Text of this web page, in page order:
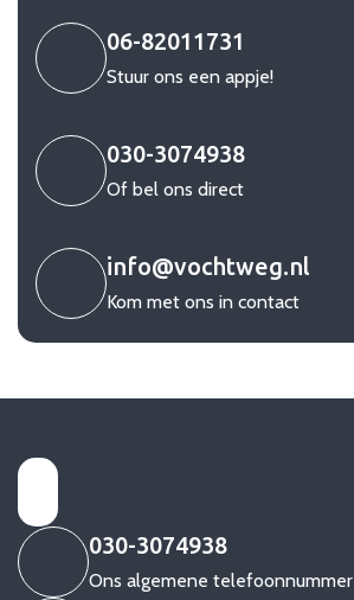
06-82011731
Stuur ons een appje!
030-3074938
Of bel ons direct
info@vochtweg.nl
Kom met ons in contact
030-3074938
Ons algemene telefoonnummer